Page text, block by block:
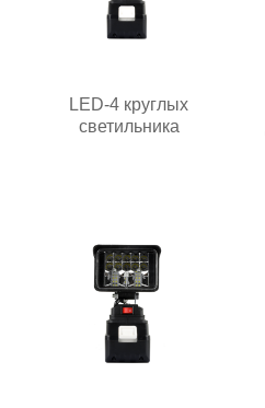
LED-4 круглых
светильника